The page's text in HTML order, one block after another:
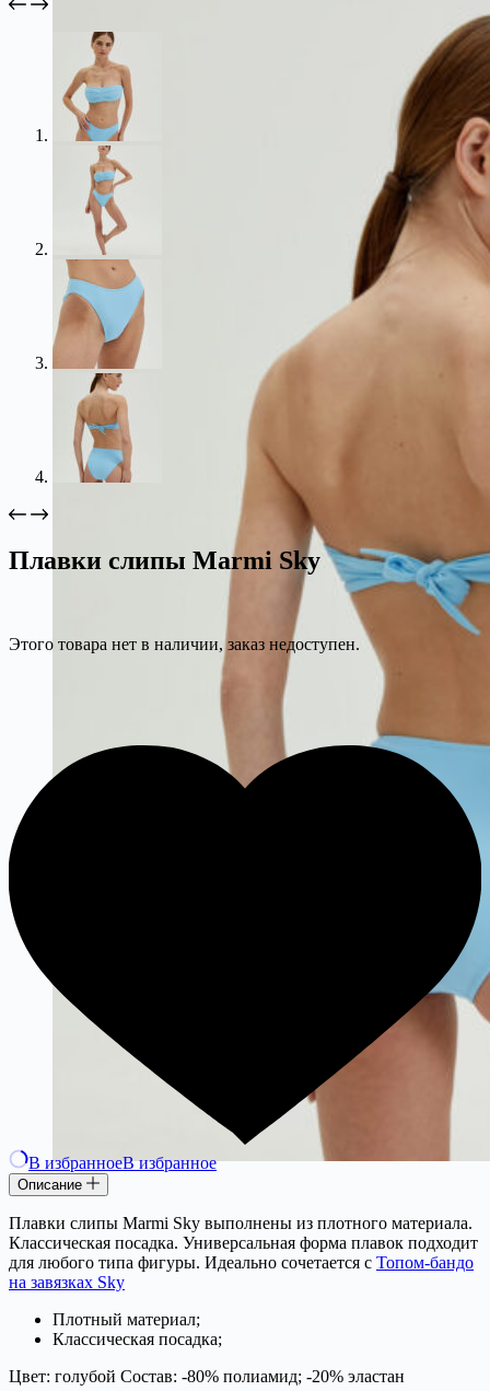
Плавки слипы Marmi Sky
Этого товара нет в наличии, заказ недоступен.
В избранноеВ избранное
Описание
Плавки слипы Marmi Sky выполнены из плотного материала.
Классическая посадка. Универсальная форма плавок подходит
для любого типа фигуры. Идеально сочетается с Топом-бандо
на завязках Sky
Плотный материал;
Классическая посадка;
Цвет: голубой Состав: -80% полиамид; -20% эластан